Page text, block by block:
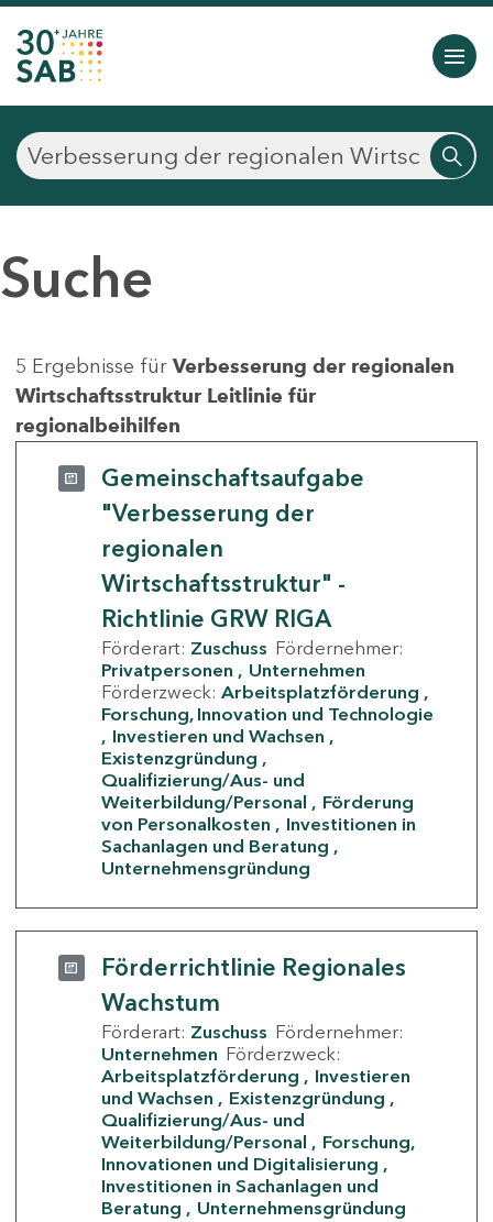
Suche
5 Ergebnisse für Verbesserung der regionalen
Wirtschaftsstruktur Leitlinie für
regionalbeihilfen
Gemeinschaftsaufgabe
"Verbesserung der
regionalen
Wirtschaftsstruktur" -
Richtlinie GRW RIGA
Förderart: Zuschuss Fördernehmer:
Privatpersonen
Unternehmen
Förderzweck: Arbeitsplatzförderung
Forschung, Innovation und Technologie
Investieren und Wachsen
Existenzgründung
Qualifizierung/Aus- und
Weiterbildung/Personal
Förderung
von Personalkosten
Investitionen in
Sachanlagen und Beratung
Unternehmensgründung
Förderrichtlinie Regionales
Wachstum
Förderart: Zuschuss Fördernehmer:
Unternehmen Förderzweck:
Arbeitsplatzförderung
Investieren
und Wachsen
Existenzgründung
Qualifizierung/Aus- und
Weiterbildung/Personal
Forschung,
Innovationen und Digitalisierung
Investitionen in Sachanlagen und
Beratung
Unternehmensgründung